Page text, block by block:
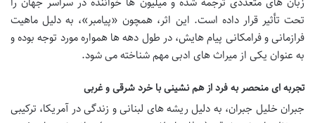
تحت تأثیر قرار داده است. این اثر، همچون «پیامبر»، به دلیل ماهیت
فرازمانی و فرامکانی پیام هایش، در طول دهه ها همواره مورد توجه بوده و
به عنوان یکی از میراث های ادبی مهم شناخته می شود.
تجربه ای منحصر به فرد از هم نشینی با خرد شرقی و غربی
جبران خلیل جبران، به دلیل ریشه های لبنانی و زندگی در آمریکا، ترکیبی